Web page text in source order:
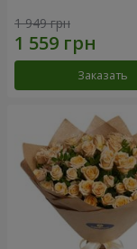
1 949 грн
Заказать